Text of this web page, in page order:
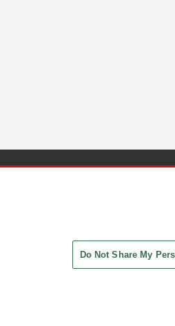
Do Not Share My